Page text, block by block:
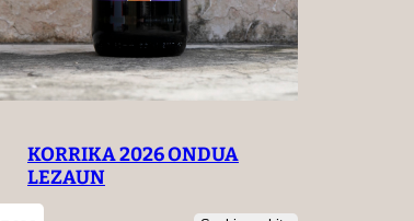
KORRIKA 2026 ONDUA
LEZAUN